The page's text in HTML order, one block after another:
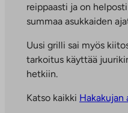
reippaasti ja on
summaa asukkaiden
Uusi grilli sai myös
tarkoitus käyttää
hetkiin.
Katso kaikki Hakakujan